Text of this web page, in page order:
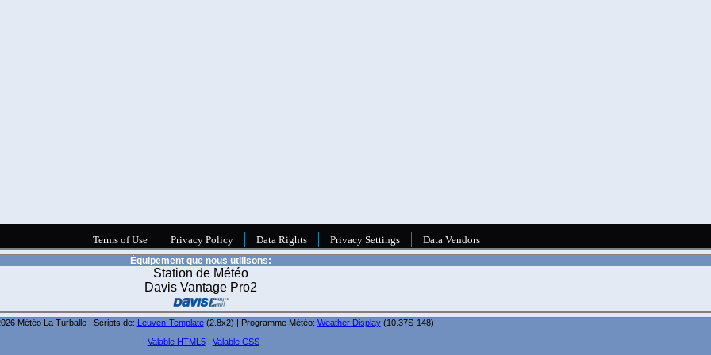
Équipement que nous utilisons:
Station de Météo
Davis Vantage Pro2
Météo La Turballe | Scripts de: Leuven-Template(2.8x2) | Programme Météo: Weather Display(10.37S-148)
| Valable HTML5| Valable CSS